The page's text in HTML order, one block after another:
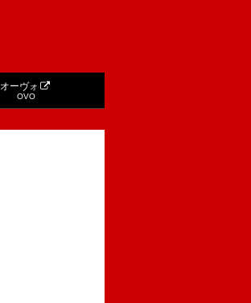
オーヴォ
OVO